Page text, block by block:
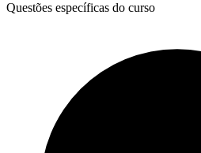
Questões específicas do curso